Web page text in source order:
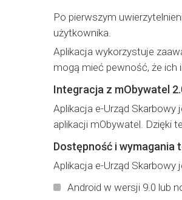
Po pierwszym
użytkownika.
Aplikacja wykorzystuje
mogą mieć pewność, że ich
Integracja z mObywatel
Aplikacja e-Urząd
aplikacji mObywatel. Dzięki
Dostępność i wymagania
Aplikacja e-Urząd
Android w wersji 9.0 lub